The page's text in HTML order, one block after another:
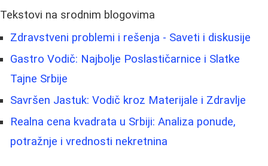
Tekstovi na srodnim blogovima
Zdravstveni problemi i rešenja - Saveti i diskusije
Gastro Vodič: Najbolje Poslastičarnice i Slatke
Tajne Srbije
Savršen Jastuk: Vodič kroz Materijale i Zdravlje
Realna cena kvadrata u Srbiji: Analiza ponude,
potražnje i vrednosti nekretnina